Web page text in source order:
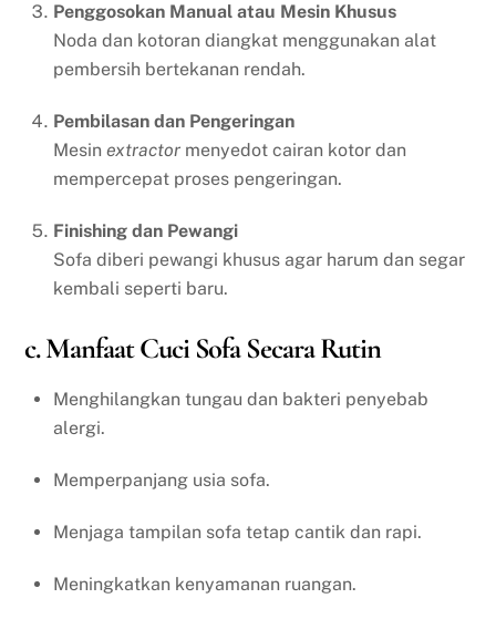
Penggosokan Manual atau Mesin Khusus
Noda dan kotoran diangkat menggunakan alat
pembersih bertekanan rendah.
Pembilasan dan Pengeringan
Mesin extractor menyedot cairan kotor dan
mempercepat proses pengeringan.
Finishing dan Pewangi
Sofa diberi pewangi khusus agar harum dan segar
kembali seperti baru.
c. Manfaat Cuci Sofa Secara Rutin
Menghilangkan tungau dan bakteri penyebab
alergi.
Memperpanjang usia sofa.
Menjaga tampilan sofa tetap cantik dan rapi.
Meningkatkan kenyamanan ruangan.